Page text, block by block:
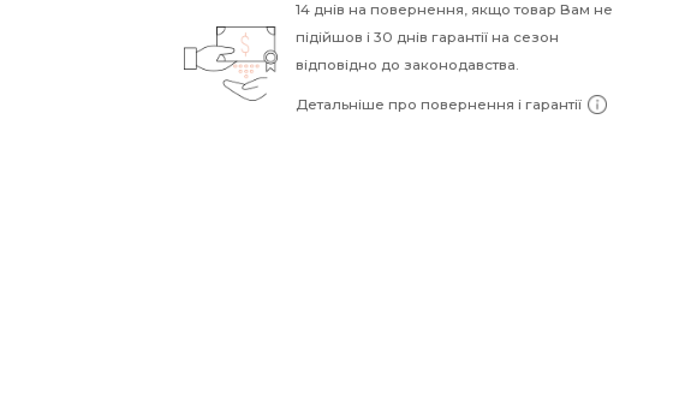
14 днів на повернення, якщо товар Вам не
підійшов і 30 днів гарантії на сезон
відповідно до законодавства.
Детальніше про повернення і гарантії